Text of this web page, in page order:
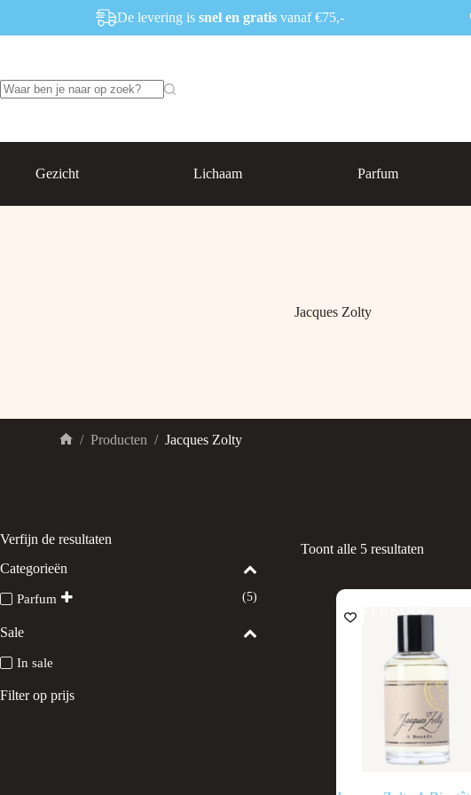
de
De levering issnel en gratis vanaf €75,-
Gezicht Lichaam Parfum
Jacques Zolty
/ Producten / Jacques Zolty
Toont alle 5 resultaten
UITVERKOOP
Verfijn de resultaten
Categorieën
Parfum (5)
Sale
In sale
Filter op prijs